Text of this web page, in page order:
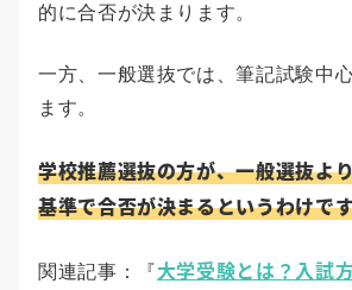
的に合否が決まります。
一方、一般選抜では、筆記試験中
ます。
学校推薦選抜の方が、一般選抜よ
基準で合否が決まるというわけで
関連記事：『大学受験とは？入試